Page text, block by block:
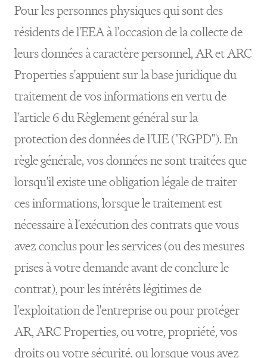
Pour les personnes physiques qui sont des
résidents de l'EEA à l'occasion de la collecte de
leurs données à caractère personnel, AR et ARC
Properties s'appuient sur la base juridique du
traitement de vos informations en vertu de
l'article 6 du Règlement général sur la
protection des données de l'UE ("RGPD"). En
règle générale, vos données ne sont traitées que
lorsqu'il existe une obligation légale de traiter
ces informations, lorsque le traitement est
nécessaire à l'exécution des contrats que vous
avez conclus pour les services (ou des mesures
prises à votre demande avant de conclure le
contrat), pour les intérêts légitimes de
l'exploitation de l'entreprise ou pour protéger
AR, ARC Properties, ou votre, propriété, vos
droits ou votre sécurité, ou lorsque vous avez